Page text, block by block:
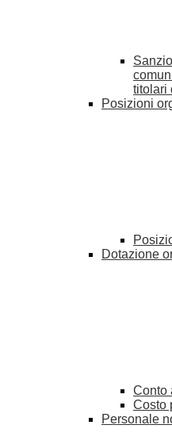
titolari
Posizioni
Dotazione
Conto
Costo
Personale